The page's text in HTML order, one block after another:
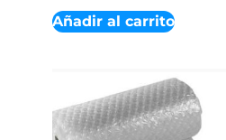
Añadir al carrito